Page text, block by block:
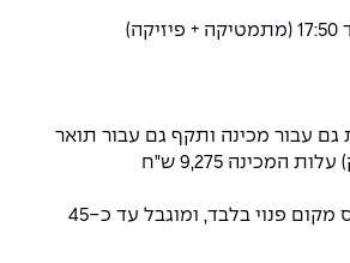
עבור מכינה ותקף גם עבור תואר
עלות המכינה 9,275 ש"ח
הרישום על בסיס מקום פנוי בלבד, ומוגבל עד כ-45